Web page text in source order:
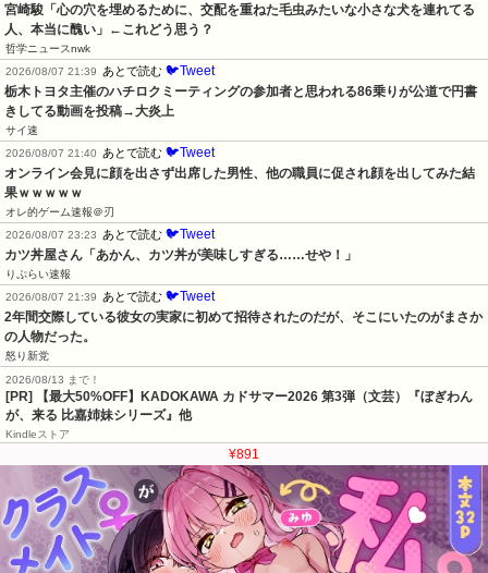
宮崎駿「心の穴を埋めるために、交配を重ねた毛虫みたいな小さな犬を連れてる
人、本当に醜い」←これどう思う？
哲学ニュースnwk
2026/08/07 21:39
あとで読む 🐦Tweet
栃木トヨタ主催のハチロクミーティングの参加者と思われる86乗りが公道で円書
きしてる動画を投稿→大炎上
サイ速
2026/08/07 21:40
あとで読む 🐦Tweet
オンライン会見に顔を出さず出席した男性、他の職員に促され顔を出してみた結
果ｗｗｗｗｗ
オレ的ゲーム速報＠刃
2026/08/07 23:23
あとで読む 🐦Tweet
カツ丼屋さん「あかん、カツ丼が美味しすぎる……せや！」
りぷらい速報
2026/08/07 21:39
あとで読む 🐦Tweet
2年間交際している彼女の実家に初めて招待されたのだが、そこにいたのがまさか
の人物だった。
怒り新党
2026/08/13 まで！
[PR]
【最大50%OFF】KADOKAWA カドサマー2026 第3弾（文芸）『ぼぎわん
が、来る 比嘉姉妹シリーズ』他
Kindleストア
¥891